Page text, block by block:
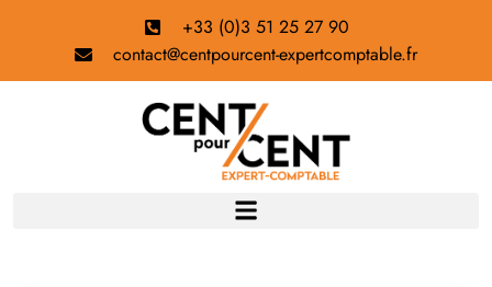
+33 (0)3 51 25 27 90
contact@centpourcent-expertcomptable.fr